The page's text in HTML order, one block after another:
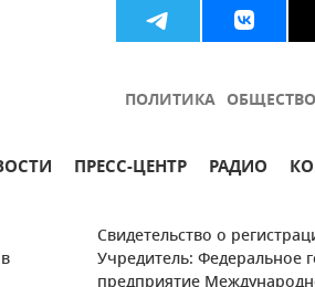
ПОЛИТИКА ОБЩЕСТВО
ПРЕСС-ЦЕНТР РАДИО
Свидетельство о
Учредитель: Федеральное